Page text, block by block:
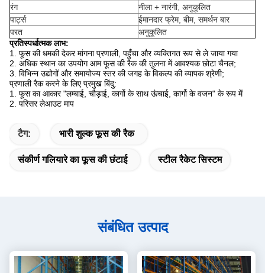
रंग
नीला + नारंगी, अनुकूलित
पार्ट्स
ईमानदार फ्रेम, बीम, समर्थन बार
परत
अनुकूलित
प्रतिस्पर्धात्मक लाभ:
1. फूस की धमकी देकर मांगना प्रणाली, पहुँचा और व्यक्तिगत रूप से ले जाया गया
2. अधिक स्थान का उपयोग आम फूस की रैक की तुलना में आवश्यक छोटा चैनल;
3. विभिन्न उद्योगों और समायोज्य स्तर की जगह के विकल्प की व्यापक श्रेणी;
प्रणाली रैक करने के लिए प्रमुख बिंदु:
1. फूस का आकार "लम्बाई, चौड़ाई, कार्गो के साथ ऊंचाई, कार्गो के वजन" के रूप में
2. परिसर लेआउट माप
टैग: भारी शुल्क फूस की रैक
संकीर्ण गलियारे का फूस की छंटाई स्टील रैकेट सिस्टम
संबंधित उत्पाद